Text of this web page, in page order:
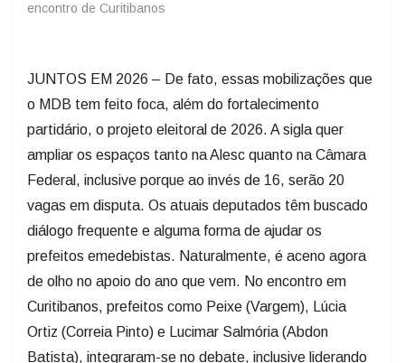
encontro de Curitibanos
JUNTOS EM 2026 – De fato, essas mobilizações que
o MDB tem feito foca, além do fortalecimento
partidário, o projeto eleitoral de 2026. A sigla quer
ampliar os espaços tanto na Alesc quanto na Câmara
Federal, inclusive porque ao invés de 16, serão 20
vagas em disputa. Os atuais deputados têm buscado
diálogo frequente e alguma forma de ajudar os
prefeitos emedebistas. Naturalmente, é aceno agora
de olho no apoio do ano que vem. No encontro em
Curitibanos, prefeitos como Peixe (Vargem), Lúcia
Ortiz (Correia Pinto) e Lucimar Salmória (Abdon
Batista), integraram-se no debate, inclusive liderando